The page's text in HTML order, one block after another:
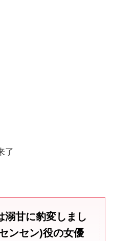
了
溺甘に豹変しまし
ンセン)役の女優